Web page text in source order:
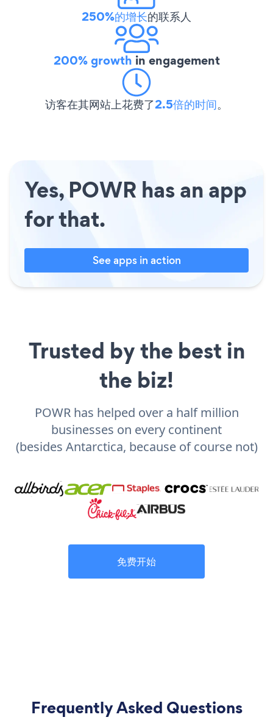
250%的增长的联系人
200% growth in engagement
访客在其网站上花费了2.5倍的时间。
Yes, POWR has an app
for that.
See apps in action
Trusted by the best in
the biz!
POWR has helped over a half million
businesses on every continent
(besides Antarctica, because of course not)
免费开始
Frequently Asked Questions